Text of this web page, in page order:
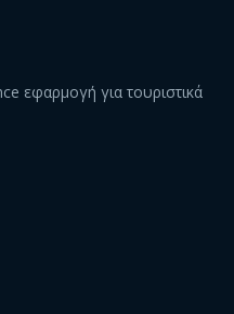
εφαρμογή για τουριστικά